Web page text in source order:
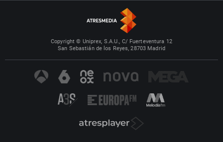
Copyright © Uniprex, S.A.U., C/ Fuerteventura 12
San Sebastián de los Reyes, 28703 Madrid